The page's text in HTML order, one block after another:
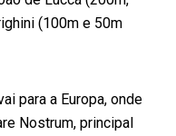
(100m e 50m
para a Europa, onde
Nostrum, principal